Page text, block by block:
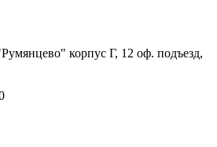
корпус Г, 12 оф. подъезд,